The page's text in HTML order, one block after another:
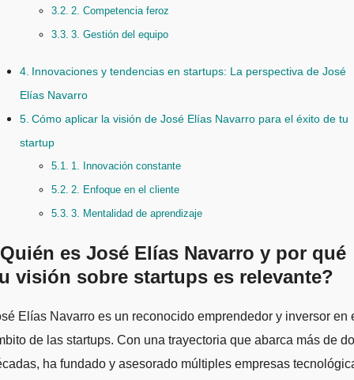
2. Competencia feroz
3. Gestión del equipo
Innovaciones y tendencias en startups: La perspectiva de José
Elías Navarro
Cómo aplicar la visión de José Elías Navarro para el éxito de tu
startup
1. Innovación constante
2. Enfoque en el cliente
3. Mentalidad de aprendizaje
es José Elías Navarro y por qué
visión sobre startups es relevante?
de las startups. Con una trayectoria que abarca más de
ha fundado y asesorado múltiples empresas